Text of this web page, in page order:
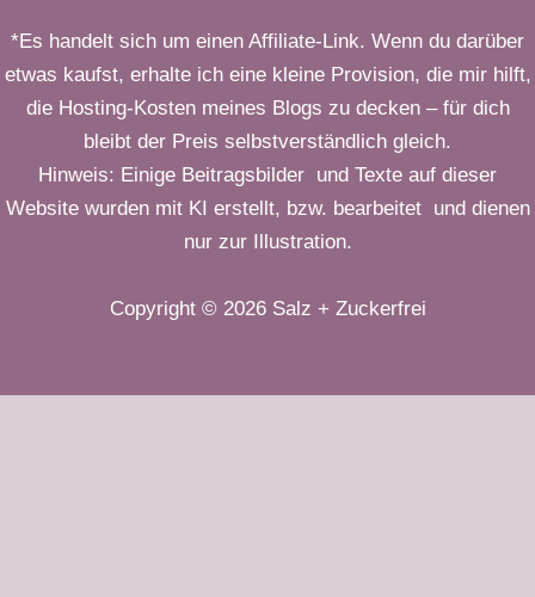
*Es handelt sich um einen Affiliate-Link. Wenn du darüber
etwas kaufst, erhalte ich eine kleine Provision, die mir hilft,
die Hosting-Kosten meines Blogs zu decken – für dich
bleibt der Preis selbstverständlich gleich.
Hinweis: Einige Beitragsbilder und Texte auf dieser
Website wurden mit KI erstellt, bzw. bearbeitet und dienen
nur zur Illustration.
Copyright © 2026 Salz + Zuckerfrei